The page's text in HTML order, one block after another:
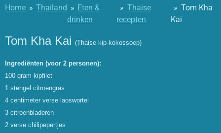
Home » Thailand » Eten &
drinken
» Thaise
recepten
» Tom Kha
Kai
Tom Kha Kai (Thaise kip-kokossoep)
Ingrediënten (voor 2 personen):
100 gram kipfilet
1 stengel citroengras
4 centimeter verse laoswortel
3 citroenbladeren
2 verse chilipepertjes